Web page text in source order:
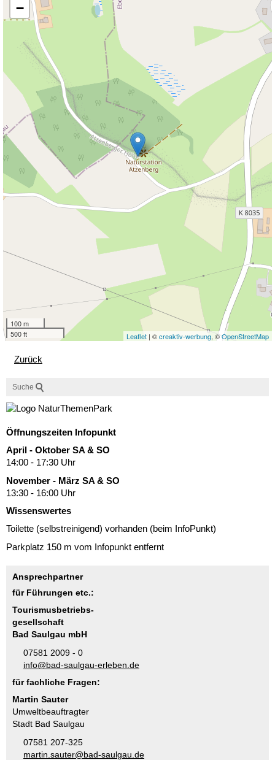
−
100 m
500 ft
Leaflet | ©creaktiv-werbung, ©OpenStreetMap
Zurück
Suche
Öffnungszeiten Infopunkt
April - Oktober SA & SO
14:00 - 17:30 Uhr
November - März SA & SO
13:30 - 16:00 Uhr
Wissenswertes
Toilette (selbstreinigend) vorhanden (beim InfoPunkt)
Parkplatz 150 m vom Infopunkt entfernt
Ansprechpartner
für Führungen etc.:
Tourismusbetriebs-
gesellschaft
Bad Saulgau mbH
07581 2009 - 0
nf
b d-s lg - rl b n d
für fachliche Fragen:
Martin Sauter
Umweltbeauftragter
Stadt Bad Saulgau
07581 207-325
m
rt n s t r b d-s lg d